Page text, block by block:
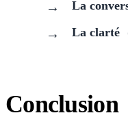
La
La clarté
Conclusion